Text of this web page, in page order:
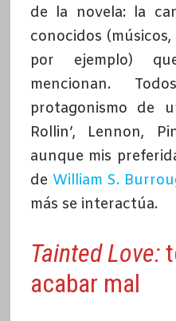
de la novela: la
conocidos
por ejemplo)
mencionan.
protagonismo de
Rollin’, Lennon,
aunque mis
de William S.
más se interactúa.
Tainted Love:
acabar mal